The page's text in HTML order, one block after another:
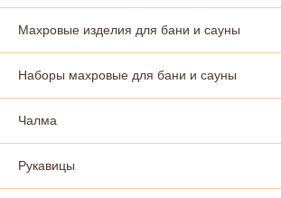
Махровые изделия для бани и сауны
Наборы махровые для бани и сауны
Чалма
Рукавицы